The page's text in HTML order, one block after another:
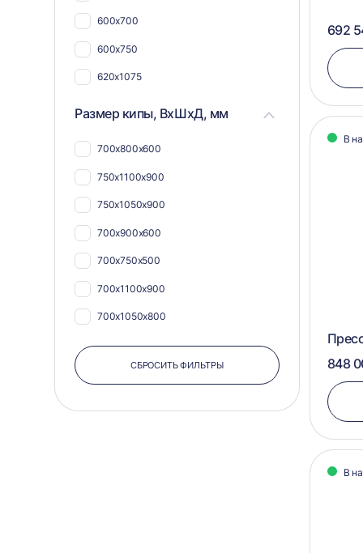
600х700
600х750
620х1075
485х750
500х1100
Размер кипы, ВхШхД, мм
700х800х600
750х1100х900
750х1050х900
700х900х600
700х750х500
700х1100х900
700х1050х800
600х750х600
500х750х550
СБРОСИТЬ ФИЛЬТРЫ
692
В
848
В